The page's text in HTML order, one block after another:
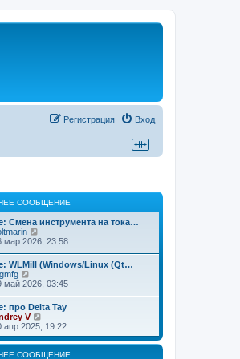
Вход
Регистрация
СООБЩЕНИЕ
Смена инструмента на тока…
е
е
й
т
и
к
п
о
с
л
е
д
мар 2026, 23:58
WLMill (Windows/Linux (Qt…
е
е
й
т
и
к
п
май 2026, 03:45
про Delta Tay
V
е
р
е
й
апр 2025, 19:22
СООБЩЕНИЕ